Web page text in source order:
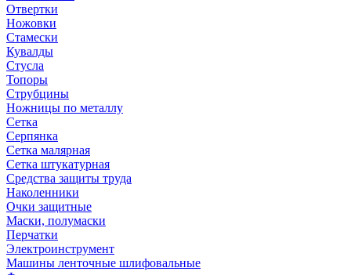
Отвертки
Ножовки
Стамески
Кувалды
Стусла
Топоры
Струбцины
Ножницы по металлу
Сетка
Серпянка
Сетка малярная
Сетка штукатурная
Средства защиты труда
Наколенники
Очки защитные
Маски, полумаски
Перчатки
Электроинструмент
Машины ленточные шлифовальные